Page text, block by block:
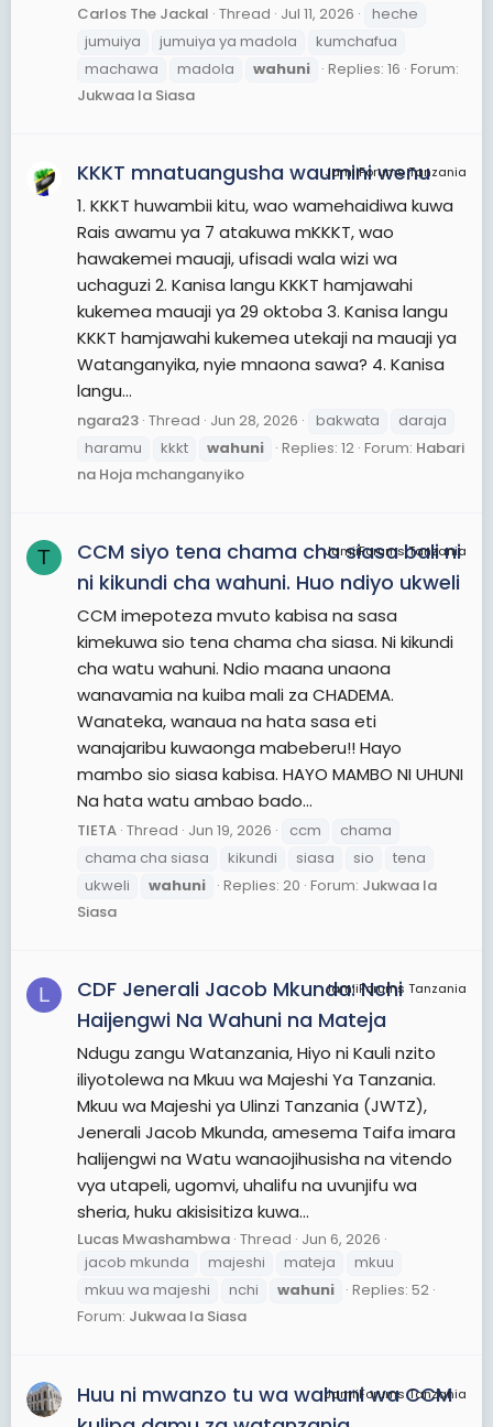
Carlos The Jackal Thread Jul 11, 2026
heche
jumuiya
jumuiya ya madola
kumchafua
machawa
madola wahuni Replies: 16 Forum:
Jukwaa la Siasa
JamiiForums Tanzania
KKKT mnatuangusha waumini wenu
1. KKKT huwambii kitu, wao wamehaidiwa kuwa
Rais awamu ya 7 atakuwa mKKKT, wao
hawakemei mauaji, ufisadi wala wizi wa
uchaguzi 2. Kanisa langu KKKT hamjawahi
kukemea mauaji ya 29 oktoba 3. Kanisa langu
KKKT hamjawahi kukemea utekaji na mauaji ya
Watanganyika, nyie mnaona sawa? 4. Kanisa
langu...
ngara23 Thread Jun 28, 2026 bakwata
daraja
haramu
kkkt wahuni Replies: 12 Forum: Habari
na Hoja mchanganyiko
T JamiiForums Tanzania
CCM siyo tena chama cha siasa bali ni
ni kikundi cha wahuni. Huo ndiyo ukweli
CCM imepoteza mvuto kabisa na sasa
kimekuwa sio tena chama cha siasa. Ni kikundi
cha watu wahuni. Ndio maana unaona
wanavamia na kuiba mali za CHADEMA.
Wanateka, wanaua na hata sasa eti
wanajaribu kuwaonga mabeberu!! Hayo
mambo sio siasa kabisa. HAYO MAMBO NI UHUNI
Na hata watu ambao bado...
TIETA Thread Jun 19, 2026 ccm
chama
chama cha siasa
kikundi siasa sio
tena
ukweli
wahuni Replies: 20 Forum: Jukwaa la
Siasa
L JamiiForums Tanzania
CDF Jenerali Jacob Mkunda: Nchi
Haijengwi Na Wahuni na Mateja
Ndugu zangu Watanzania, Hiyo ni Kauli nzito
iliyotolewa na Mkuu wa Majeshi Ya Tanzania.
Mkuu wa Majeshi ya Ulinzi Tanzania (JWTZ),
Jenerali Jacob Mkunda, amesema Taifa imara
halijengwi na Watu wanaojihusisha na vitendo
vya utapeli, ugomvi, uhalifu na uvunjifu wa
sheria, huku akisisitiza kuwa...
Lucas Mwashambwa Thread Jun 6, 2026
jacob mkunda
majeshi mateja
mkuu
mkuu wa majeshi
nchi wahuni
Replies: 52
Forum: Jukwaa la Siasa
JamiiForums Tanzania
Huu ni mwanzo tu wa wahuni wa CCM